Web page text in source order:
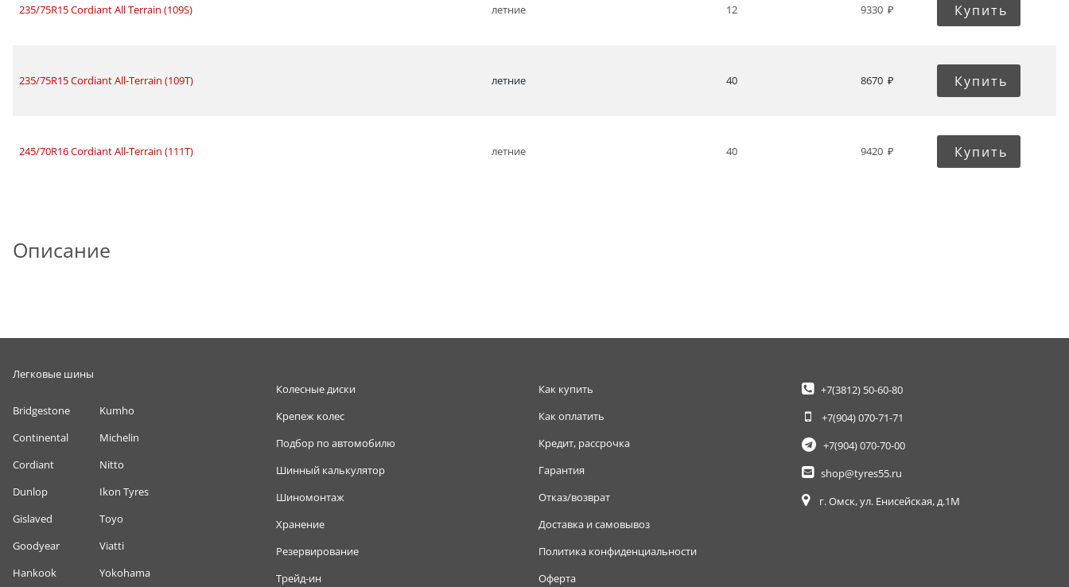
235/75R15 Cordiant All Terrain (109S) летние 12 9330 Купить
235/75R15 Cordiant All-Terrain (109T) летние 40 8670 Купить
245/70R16 Cordiant All-Terrain (111T) летние 40 9420 Купить
Описание
Легковые шины
Bridgestone
Continental
Cordiant
Dunlop
Gislaved
Goodyear
Hankook
Kumho
Michelin
Nitto
Ikon Tyres
Toyo
Viatti
Yokohama
Колесные диски
Крепеж колес
Подбор по автомобилю
Шинный калькулятор
Шиномонтаж
Хранение
Резервирование
Трейд-ин
Как купить
Как оплатить
Кредит, рассрочка
Гарантия
Отказ/возврат
Доставка и самовывоз
Политика конфиденциальности
Оферта
+7(3812)50-60-80
+7(904)070-71-71
+7(904)070-70-00
shop@tyres55.ru
г. Омск, ул. Енисейская, д.1М